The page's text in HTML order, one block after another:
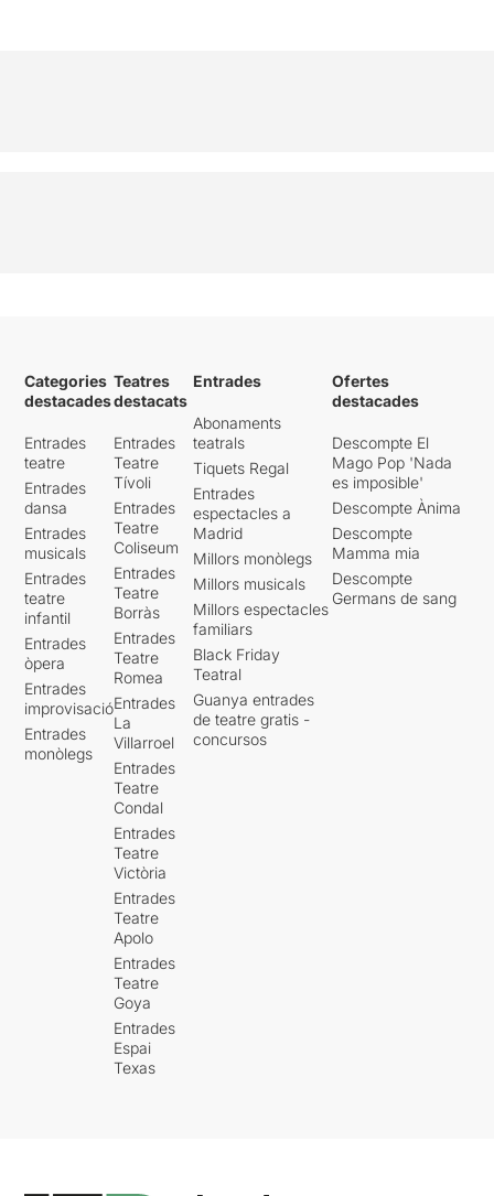
Categories
destacades
Entrades
teatre
Entrades
dansa
Entrades
musicals
Entrades
teatre
infantil
Entrades
òpera
Entrades
improvisació
Entrades
monòlegs
Teatres
destacats
Entrades
Teatre
Tívoli
Entrades
Teatre
Coliseum
Entrades
Teatre
Borràs
Entrades
Teatre
Romea
Entrades
La
Villarroel
Entrades
Teatre
Condal
Entrades
Teatre
Victòria
Entrades
Teatre
Apolo
Entrades
Teatre
Goya
Entrades
Espai
Texas
Entrades
Abonaments
teatrals
Tiquets Regal
Entrades
espectacles a
Madrid
Millors monòlegs
Millors musicals
Millors espectacles
familiars
Black Friday
Teatral
Guanya entrades
de teatre gratis -
concursos
Ofertes
destacades
Descompte El
Mago Pop 'Nada
es imposible'
Descompte Ànima
Descompte
Mamma mia
Descompte
Germans de sang